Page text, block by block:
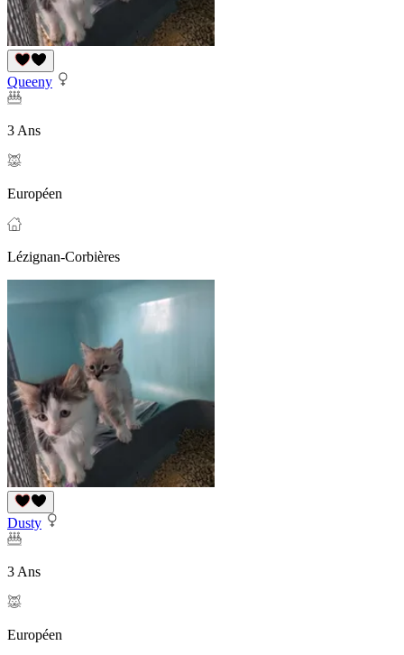
Queeny
3 Ans
Européen
Lézignan-Corbières
Dusty
3 Ans
Européen